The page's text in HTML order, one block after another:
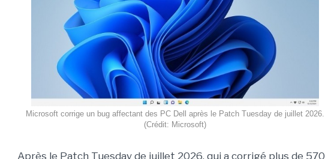
Microsoft corrige un bug affectant des PC Dell après le Patch Tuesday de juillet 2026.
(Crédit: Microsoft)
Après le Patch Tuesday de juillet 2026, qui a corrigé plus de 570